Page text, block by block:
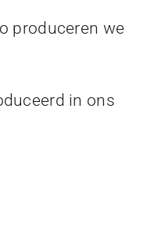
produceren we
in ons